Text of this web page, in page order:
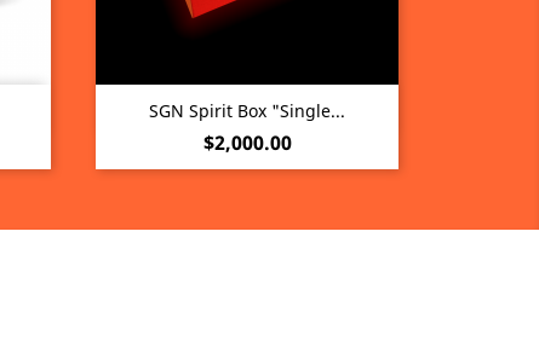
SGN Spirit Box "Single...
Precio
$2,000.00
Vista rápida